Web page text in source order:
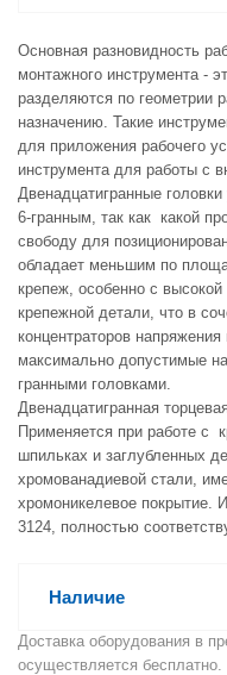
Основная разновидность
монтажного инструмента -
разделяются по геометрии
назначению. Такие
для приложения рабочего
инструмента для работы с
Двенадцатигранные
6-гранным, так как какой
свободу для
обладает меньшим по
крепеж, особенно с
крепежной детали, что в
концентраторов
максимально допустимые
гранными головками.
Двенадцатигранная
Применяется при работе с
шпильках и заглубленных
хромованадиевой стали,
хромоникелевое покрытие.
3124, полностью
Наличие
Доставка оборудования в
осуществляется бесплатно.